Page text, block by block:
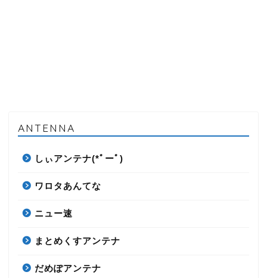
ANTENNA
しぃアンテナ(*ﾟーﾟ)
ワロタあんてな
ニュー速
まとめくすアンテナ
だめぽアンテナ